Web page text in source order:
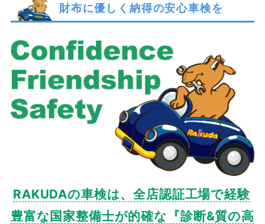
財布に優しく納得の安心車検を
RAKUDAの車検は、全店認証工場で経験
豊富な国家整備士が的確な『診断&質の高